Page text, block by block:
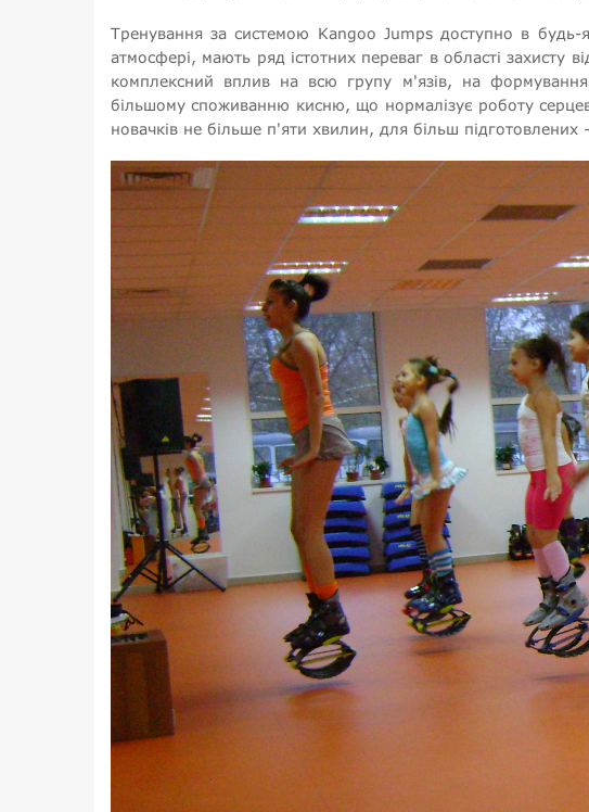
Тренування за системою Kangoo Jumps доступно в будь-
атмосфері, мають ряд істотних переваг в області
комплексний вплив на всю групу м'язів, на формування
більшому споживанню кисню, що нормалізує роботу
новачків не більше п'яти хвилин, для більш підготовлених